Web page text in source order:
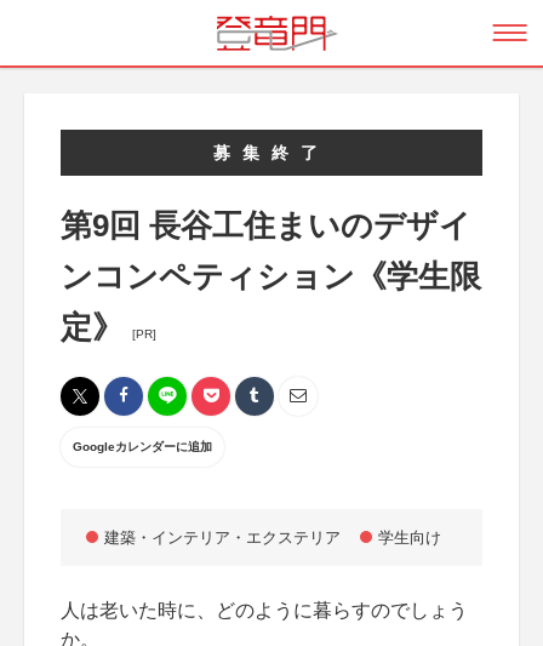
募集終了
第9回 長谷工住まいのデザイ
ンコンペティション《学生限
定》
[PR]
Googleカレンダーに追加
建築・インテリア・エクステリア 学生向け
人は老いた時に、どのように暮らすのでしょう
か。